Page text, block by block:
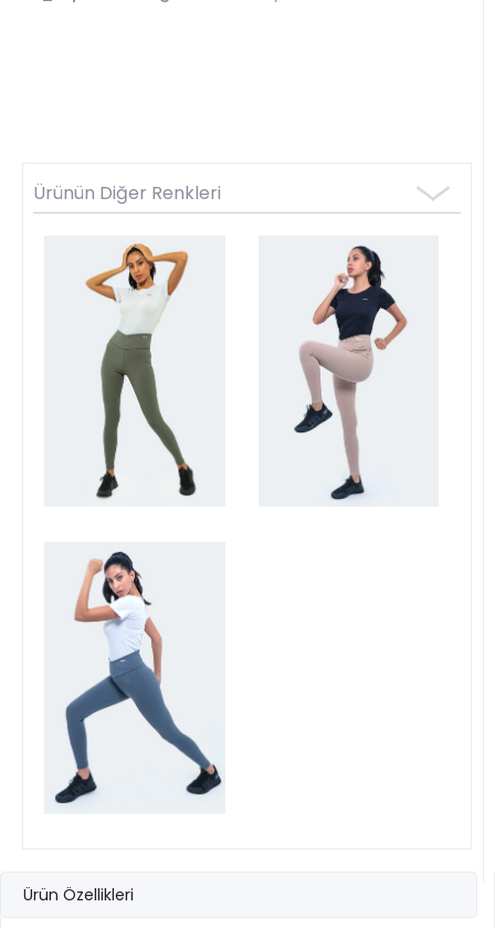
Ürünün Diğer Renkleri
Ürün Özellikleri